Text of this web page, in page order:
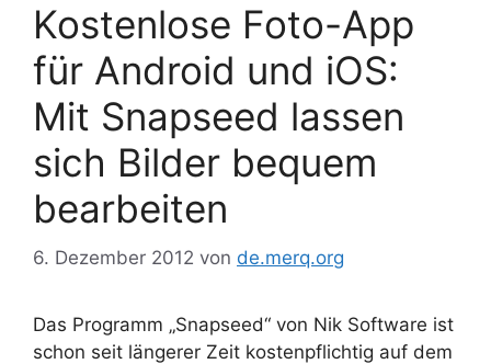
Kostenlose Foto-App
für Android und iOS:
Mit Snapseed lassen
sich Bilder bequem
bearbeiten
6. Dezember 2012 von de.merq.org
Das Programm „Snapseed“ von Nik Software ist
schon seit längerer Zeit kostenpflichtig auf dem